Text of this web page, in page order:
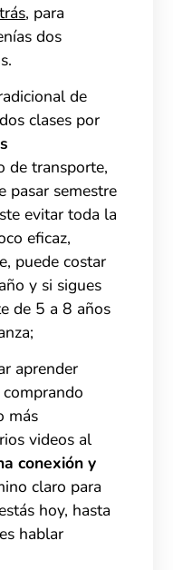
, para
dos
de
clases por
de transporte,
pasar semestre
evitar toda la
eficaz,
puede costar
y si sigues
de 5 a 8 años
aprender
más
videos al
conexión y
claro para
hoy, hasta
hablar